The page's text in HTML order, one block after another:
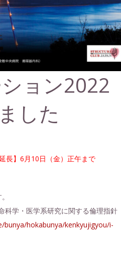
ョン2022
した
延長】6月10日（金）正午まで
科学・医学系研究に関する倫理指針
hokabunya/kenkyujigyou/i-